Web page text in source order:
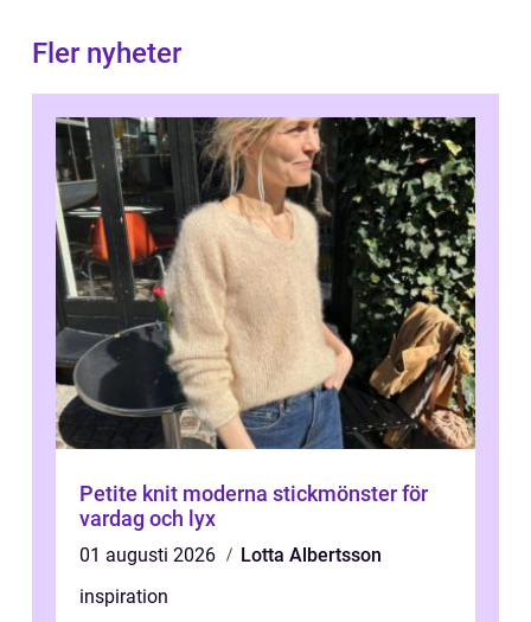
Fler nyheter
Petite knit moderna stickmönster för
vardag och lyx
01 augusti 2026
Lotta Albertsson
inspiration